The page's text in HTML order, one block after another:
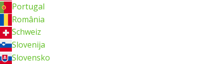
Portugal
România
Schweiz
Slovenija
Slovensko